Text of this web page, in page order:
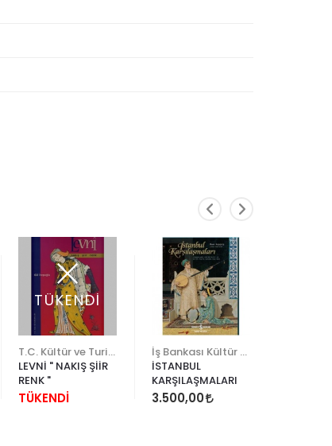
TÜKENDİ
LEVNİ " NAKIŞ ŞİİR
RENK "
TÜKENDİ
İSTANBUL
KARŞILAŞMALARI
3.500,00